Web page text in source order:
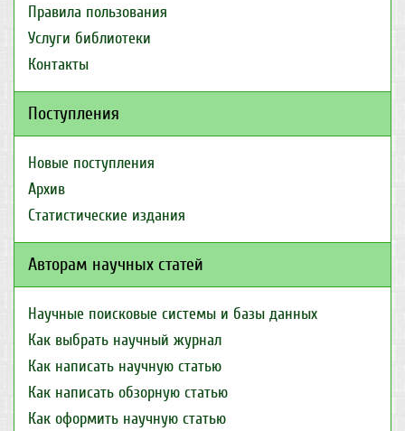
Правила пользования
Услуги библиотеки
Контакты
Поступления
Новые поступления
Архив
Статистические издания
Авторам научных статей
Научные поисковые системы и базы данных
Как выбрать научный журнал
Как написать научную статью
Как написать обзорную статью
Как оформить научную статью